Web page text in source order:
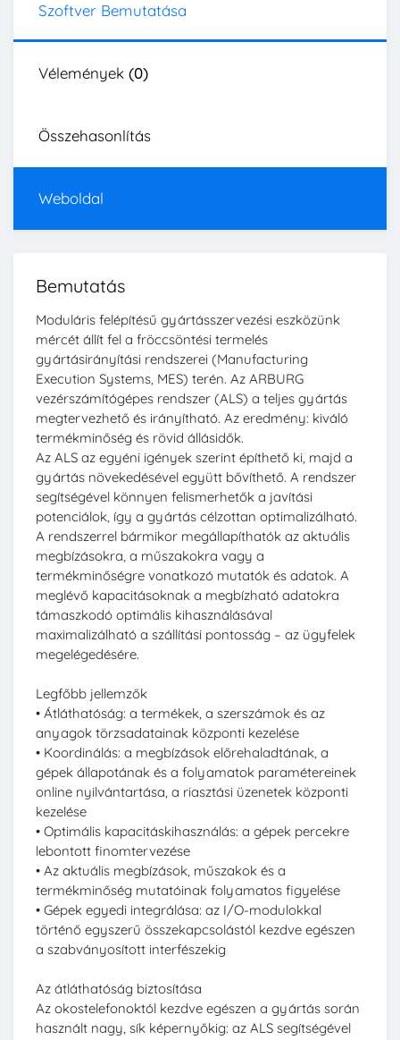
Szoftver Bemutatása
Vélemények (0)
Összehasonlítás
Weboldal
Bemutatás
Moduláris felépítésű gyártásszervezési eszközünk
mércét állít fel a fröccsöntési termelés
gyártásirányítási rendszerei (Manufacturing
Execution Systems, MES) terén. Az ARBURG
vezérszámítógépes rendszer (ALS) a teljes gyártás
megtervezhető és irányítható. Az eredmény: kiváló
termékminőség és rövid állásidők.
Az ALS az egyéni igények szerint építhető ki, majd a
gyártás növekedésével együtt bővíthető. A rendszer
segítségével könnyen felismerhetők a javítási
potenciálok, így a gyártás célzottan optimalizálható.
A rendszerrel bármikor megállapíthatók az aktuális
megbízásokra, a műszakokra vagy a
termékminőségre vonatkozó mutatók és adatok. A
meglévő kapacitásoknak a megbízható adatokra
támaszkodó optimális kihasználásával
maximalizálható a szállítási pontosság – az ügyfelek
megelégedésére.
Legfőbb jellemzők
• Átláthatóság: a termékek, a szerszámok és az
anyagok törzsadatainak központi kezelése
• Koordinálás: a megbízások előrehaladtának, a
gépek állapotának és a folyamatok paramétereinek
online nyilvántartása, a riasztási üzenetek központi
kezelése
• Optimális kapacitáskihasználás: a gépek percekre
lebontott finomtervezése
• Az aktuális megbízások, műszakok és a
termékminőség mutatóinak folyamatos figyelése
• Gépek egyedi integrálása: az I/O-modulokkal
történő egyszerű összekapcsolástól kezdve egészen
a szabványosított interfészekig
Az átláthatóság biztosítása
Az okostelefonoktól kezdve egészen a gyártás során
használt nagy, sík képernyőkig: az ALS segítségével